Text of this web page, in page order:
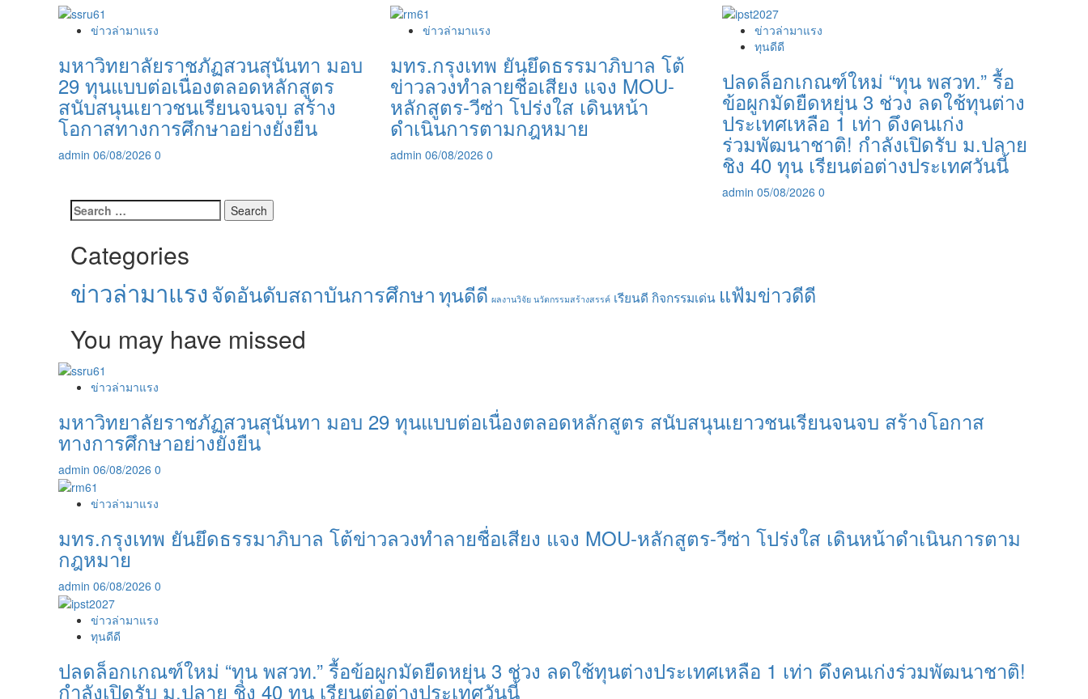
ข่าวล่ามาแรง
มหาวิทยาลัยราชภัฏสวนสุนันทา มอบ
29 ทุนแบบต่อเนื่องตลอดหลักสูตร
สนับสนุนเยาวชนเรียนจนจบ สร้าง
โอกาสทางการศึกษาอย่างยั่งยืน
admin 06/08/2026 0
ข่าวล่ามาแรง
มทร.กรุงเทพ ยันยึดธรรมาภิบาล โต้
ข่าวลวงทำลายชื่อเสียง แจง MOU-
หลักสูตร-วีซ่า โปร่งใส เดินหน้า
ดำเนินการตามกฎหมาย
admin 06/08/2026 0
ข่าวล่ามาแรง
ทุนดีดี
ปลดล็อกเกณฑ์ใหม่ “ทุน พสวท.” รื้อ
ข้อผูกมัดยืดหยุ่น 3 ช่วง ลดใช้ทุนต่าง
ประเทศเหลือ 1 เท่า ดึงคนเก่ง
ร่วมพัฒนาชาติ! กำลังเปิดรับ ม.ปลาย
ชิง 40 ทุน เรียนต่อต่างประเทศวันนี้
admin 05/08/2026 0
Search
for:
Categories
ข่าวล่ามาแรงจัดอันดับสถาบันการศึกษาทุนดีดี ผลงานวิจัย นวัตกรรมสร้างสรรค์ เรียนดี กิจกรรมเด่น แฟ้มข่าวดีดี
You may have missed
ข่าวล่ามาแรง
มหาวิทยาลัยราชภัฏสวนสุนันทา มอบ 29 ทุนแบบต่อเนื่องตลอดหลักสูตร สนับสนุนเยาวชนเรียนจนจบ สร้างโอกาส
ทางการศึกษาอย่างยั่งยืน
admin 06/08/2026 0
ข่าวล่ามาแรง
มทร.กรุงเทพ ยันยึดธรรมาภิบาล โต้ข่าวลวงทำลายชื่อเสียง แจง MOU-หลักสูตร-วีซ่า โปร่งใส เดินหน้าดำเนินการตาม
กฎหมาย
admin 06/08/2026 0
ข่าวล่ามาแรง
ทุนดีดี
ปลดล็อกเกณฑ์ใหม่ “ทุน พสวท.” รื้อข้อผูกมัดยืดหยุ่น 3 ช่วง ลดใช้ทุนต่างประเทศเหลือ 1 เท่า ดึงคนเก่งร่วมพัฒนาชาติ!
กำลังเปิดรับ ม.ปลาย ชิง 40 ทุน เรียนต่อต่างประเทศวันนี้